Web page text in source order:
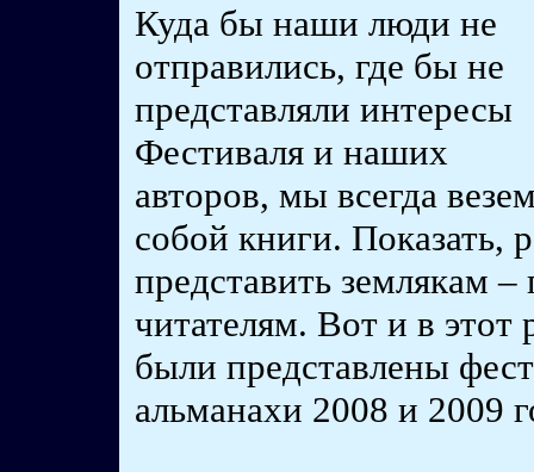
Куда бы наши люди не
отправились, где бы не
представляли интересы
Фестиваля и наших
авторов, мы всегда
собой книги. Показать,
представить землякам
читателям. Вот и в этот
были представлены
альманахи 2008 и 2009